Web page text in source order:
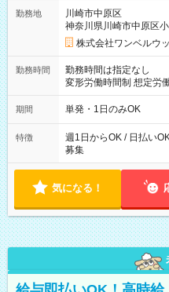
勤務地
川崎市中原区
神奈川県川崎市中原区
株式会社ワンベルウ
勤務時間
勤務時間は指定なし
変形労働時間制 想定労働時間160時
～21：00
期間 単発・1日のみOK
特徴
週1日からOK / 日払い
募集
気になる！